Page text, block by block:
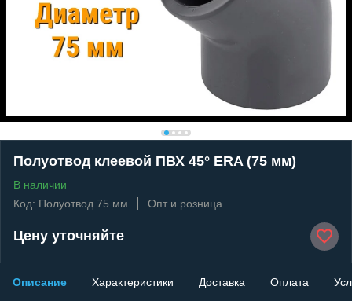
Полуотвод клеевой ПВХ 45° ERA (75 мм)
В наличии
Код: Полуотвод 75 мм
Опт и розница
Цену уточняйте
Описание Характеристики Доставка Оплата